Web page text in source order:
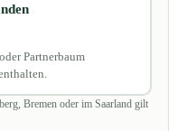
Partnerbaum
Bremen oder im Saarland gilt